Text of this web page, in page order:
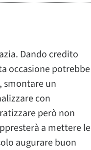
Dando credito
occasione potrebbe
smontare un
con
però non
a mettere le
augurare buon